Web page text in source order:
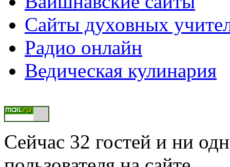
Сайты духовных
Радио онлайн
Ведическая кулинария
Сейчас 32 гостей и ни